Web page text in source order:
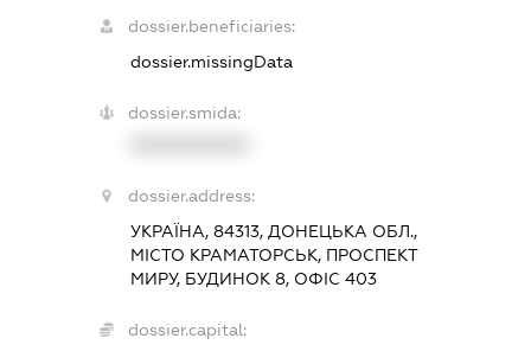
dossier.beneficiaries:
dossier.missingData
dossier.smida:
dossier.address:
УКРАЇНА, 84313, ДОНЕЦЬКА ОБЛ.,
МІСТО КРАМАТОРСЬК, ПРОСПЕКТ
МИРУ, БУДИНОК 8, ОФІС 403
dossier.capital: